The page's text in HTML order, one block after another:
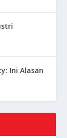
Ini Alasan